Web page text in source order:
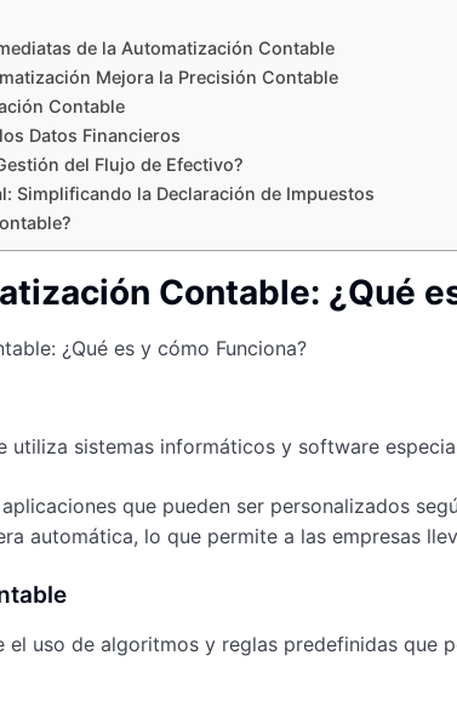
de la Automatización Contable
Mejora la Precisión Contable
Contable
Datos Financieros
del Flujo de Efectivo?
Simplificando la Declaración de Impuestos
Contable: ¿Qué
utiliza sistemas informáticos y software
que pueden ser personalizados
automática, lo que permite a las empresas
uso de algoritmos y reglas predefinidas